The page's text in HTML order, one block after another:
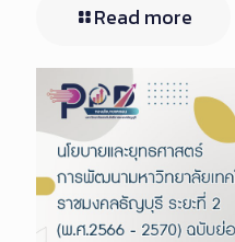
Read more